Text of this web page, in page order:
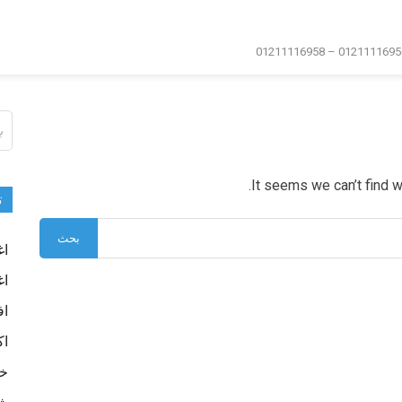
It seems we can’t find